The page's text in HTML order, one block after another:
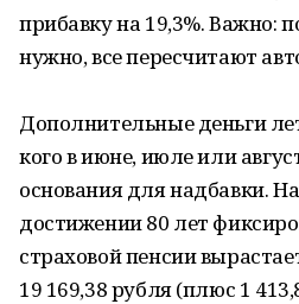
прибавку на 19,3%. Важно:
нужно, все пересчитают
Дополнительные деньги
кого в июне, июле или
основания для надбавки.
достижении 80 лет
страховой пенсии
19 169,38 рубля (плюс 1